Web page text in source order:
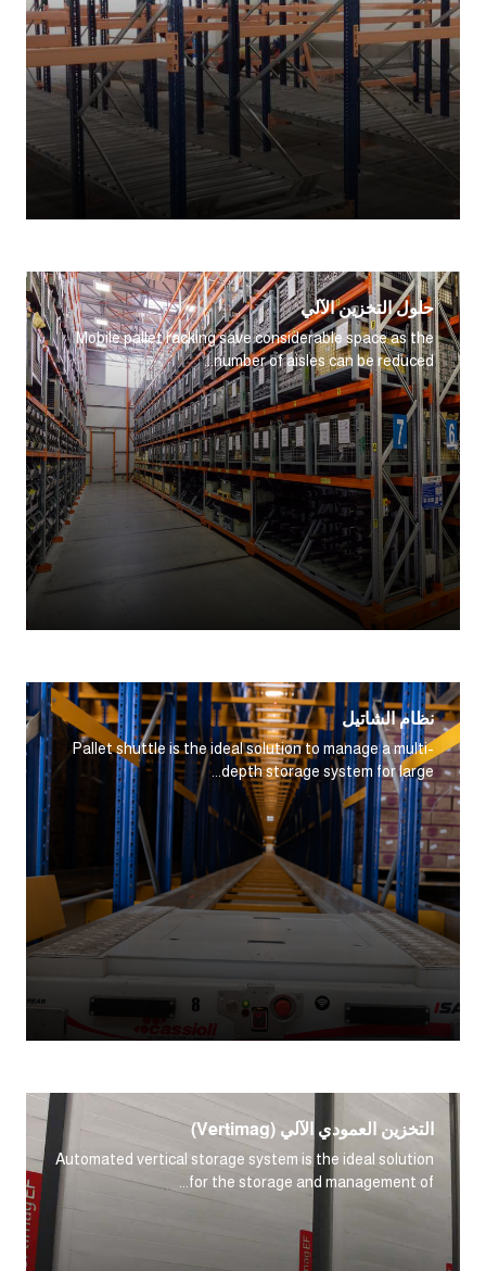
حلول التخزين الآلي
Mobile pallet racking save considerable space as the
number of aisles can be reduced...
نظام الشاتيل
Pallet shuttle is the ideal solution to manage a multi-
depth storage system for large...
التخزين العمودي الآلي (Vertimag)
Automated vertical storage system is the ideal solution
for the storage and management of...